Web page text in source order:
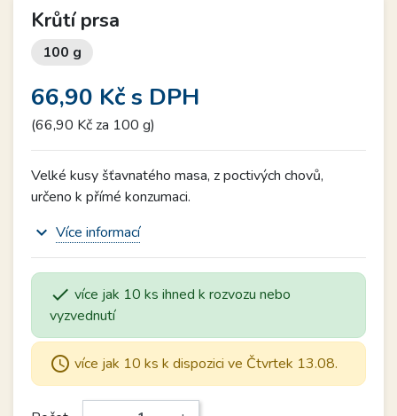
Krůtí prsa
100 g
66,90 Kčs DPH
(66,90 Kč za 100 g)
Velké kusy šťavnatého masa, z poctivých chovů,
určeno k přímé konzumaci.
expand_more Více informací
 více jak 10 ks ihned k rozvozu nebo
vyzvednutí
schedule více jak 10 ks k dispozici ve Čtvrtek 13.08.